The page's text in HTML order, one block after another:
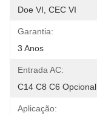
Doe VI, CEC VI
Garantia:
3 Anos
Entrada AC:
C14 C8 C6 Opcional
Aplicação: